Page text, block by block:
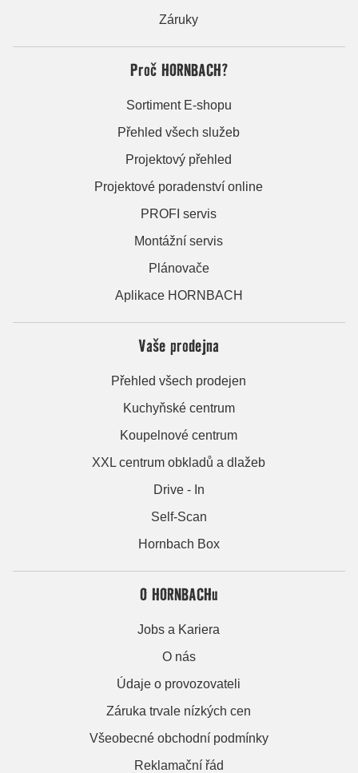
Záruky
Proč HORNBACH?
Sortiment E-shopu
Přehled všech služeb
Projektový přehled
Projektové poradenství online
PROFI servis
Montážní servis
Plánovače
Aplikace HORNBACH
Vaše prodejna
Přehled všech prodejen
Kuchyňské centrum
Koupelnové centrum
XXL centrum obkladů a dlažeb
Drive - In
Self-Scan
Hornbach Box
O HORNBACHu
Jobs a Kariera
O nás
Údaje o provozovateli
Záruka trvale nízkých cen
Všeobecné obchodní podmínky
Reklamační řád